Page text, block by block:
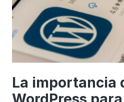
La importancia